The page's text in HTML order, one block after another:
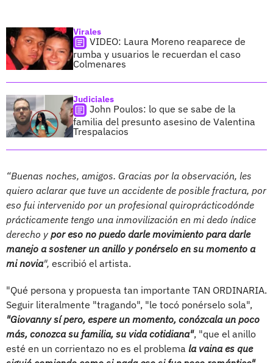
Virales
VIDEO: Laura Moreno reaparece de
rumba y usuarios le recuerdan el caso
Colmenares
Judiciales
John Poulos: lo que se sabe de la
familia del presunto asesino de Valentina
Trespalacios
“Buenas noches, amigos. Gracias por la observación, les
quiero aclarar que tuve un accidente de posible fractura, por
eso fui intervenido por un profesional quiroprácticodónde
prácticamente tengo una inmovilización en mi dedo índice
derecho y por eso no puedo darle movimiento para darle
manejo a sostener un anillo y ponérselo en su momento a
mi novia", escribió el artista.
"Qué persona y propuesta tan importante TAN ORDINARIA.
Seguir literalmente "tragando", "le tocó ponérselo sola",
"Giovanny sí pero, espere un momento, conózcala un poco
más, conozca su familia, su vida cotidiana", "que el anillo
esté en un corrientazo no es el problema la vaina es que